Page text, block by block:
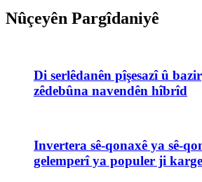
Nûçeyên Pargîdaniyê
Di serlêdanên pîşesazî û
zêdebûna navendên hîbrîd
Invertera sê-qonaxê ya sê-
gelemperî ya populer ji